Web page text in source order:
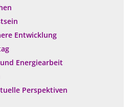
Entwicklung
Energiearbeit
Perspektiven